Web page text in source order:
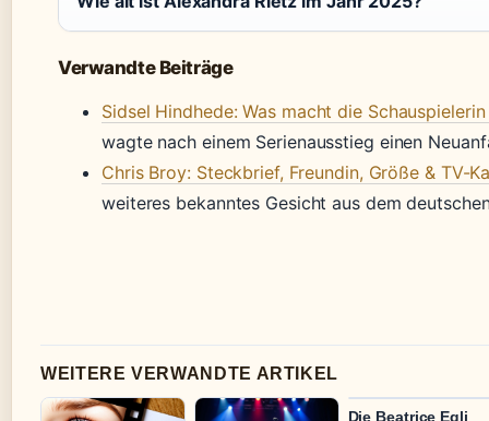
Verwandte Beiträge
Sidsel Hindhede: Was macht die
wagte nach einem Serienausstieg einen
Chris Broy: Steckbrief, Freundin, Größe & TV-
weiteres bekanntes Gesicht aus dem
WEITERE VERWANDTE ARTIKEL
Die Beatrice Egli